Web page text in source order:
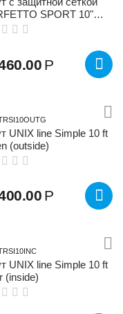
SPORT 10"
3,0 м синий
Р
UNIX line Simple 10 ft
(outside)
Р
UNIX line Simple 10 ft
(inside)